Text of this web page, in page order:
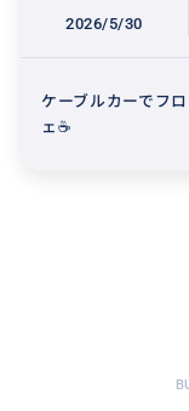
2026/5/30
ケーブルカーでフ
ェ☕